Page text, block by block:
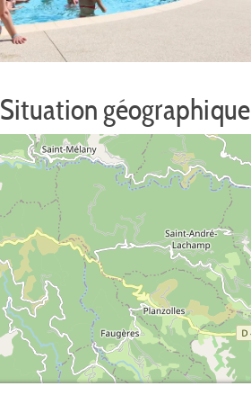
Situation géographique